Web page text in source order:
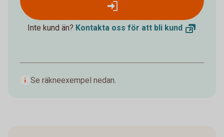
Inte kund än? Kontakta oss för att bli kund
Se räkneexempel nedan.